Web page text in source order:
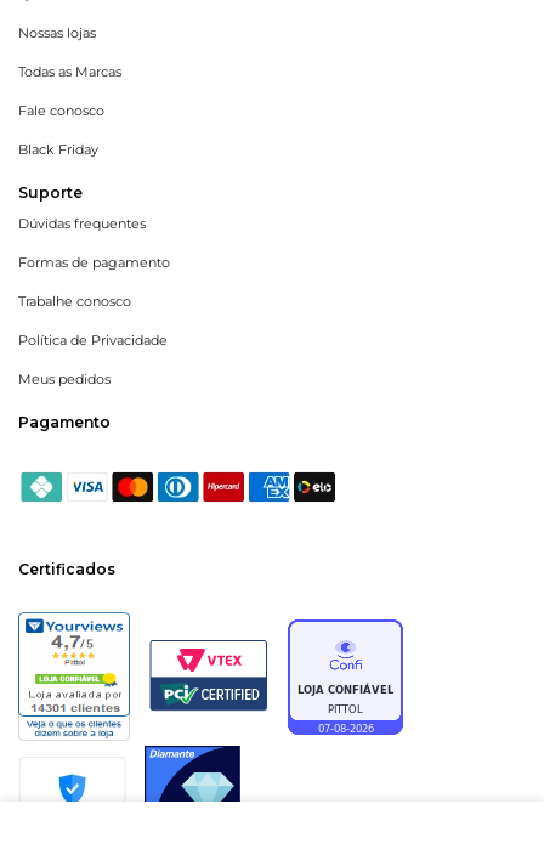
Nossas lojas
Todas as Marcas
Fale conosco
Black Friday
Suporte
Dúvidas frequentes
Formas de pagamento
Trabalhe conosco
Política de Privacidade
Meus pedidos
Pagamento
Certificados